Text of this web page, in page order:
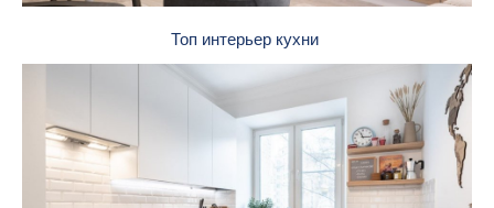
Топ интерьер кухни